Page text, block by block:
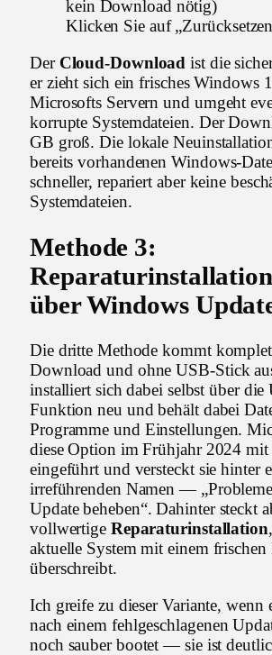
kein Download nötig)
Klicken Sie auf
Der Cloud-Download ist die
er zieht sich ein frisches Windows
Microsofts Servern und umgeht
korrupte Systemdateien. Der
GB groß. Die lokale
bereits vorhandenen Windows-
schneller, repariert aber keine
Systemdateien.
Methode 3:
über Windows
Die dritte Methode kommt
Download und ohne USB-Stick
installiert sich dabei selbst über die
Funktion neu und behält dabei
Programme und Einstellungen.
diese Option im Frühjahr 2024
eingeführt und versteckt sie hinter
irreführenden Namen —
Update beheben“. Dahinter steckt
vollwertige Reparaturinstallation
aktuelle System mit einem frischen
überschreibt.
Ich greife zu dieser Variante, wenn
nach einem fehlgeschlagenen
noch sauber bootet — sie ist